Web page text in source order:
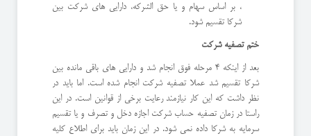
، بر اساس سهام و یا حق الشرکه، دارایی های شرکت بین
شرکا تقسیم شود.
ختم تصفیه شرکت
بعد از اینکه 4 مرحله فوق انجام شد و دارایی های باقی مانده بین
شرکا تقسیم شد عملا تصفیه شرکت انجام شده است. اما باید در
نظر داشت که این کار نیازمند رعایت برخی از قوانین است. در این
راستا در زمان تصفیه حساب شرکت اجازه دخل و تصرف و یا تقسیم
سرمایه به شرکا داده نمی شود. در این زمان باید برای اطلاع کلیه